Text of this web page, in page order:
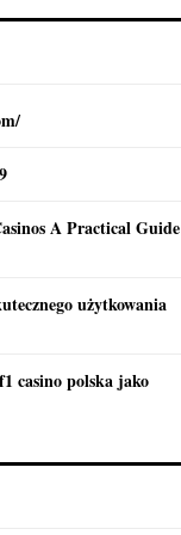
A Practical Guide
użytkowania
casino polska jako